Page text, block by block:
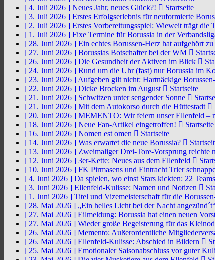
[ 4. Juli 2026 ] Neues Jahr, neues Glück?!
Startseite
[ 3. Juli 2026 ] Erstes Erfolgserlebnis für neuformierte
[ 2. Juli 2026 ] Erstes Vorbereitungsspiel: Wieweit trägt die
[ 1. Juli 2026 ] Fixe Termine für Borussia in der
[ 28. Juni 2026 ] Ein echtes Borussen-Herz hat aufgehört zu
[ 27. Juni 2026 ] Borussias Botschafter bei der WM
[ 26. Juni 2026 ] Die Gesundheit der Aktiven im Blick
[ 24. Juni 2026 ] Rund um die Uhr (fast) nur Borussia im
[ 23. Juni 2026 ] Aufgeben gilt nicht: Hartnäckige
[ 22. Juni 2026 ] Dicke Brocken im August
Startseite
[ 21. Juni 2026 ] Schwitzen unter sengender Sonne
[ 21. Juni 2026 ] Mit dem Autokorso durch die Hüttestadt
[ 20. Juni 2026 ] MEMENTO: Wir feiern unser Ellenfeld –
[ 18. Juni 2026 ] Neue Fan-Artikel eingetroffen!
Startseite
[ 16. Juni 2026 ] Nomen est omen
Startseite
[ 14. Juni 2026 ] Was erwartet die neue Borussia?
[ 13. Juni 2026 ] Zweimaliger Drei-Tore-Vorsprung reichte
[ 12. Juni 2026 ] 3er-Kette: Neues aus dem Ellenfeld
[ 10. Juni 2026 ] FK Pirmasens und Eintracht Trier
[ 4. Juni 2026 ] Da spielen, wo einst Stars kickten: 22
[ 3. Juni 2026 ] Ellenfeld-Kulisse: Namen und Notizen
[ 1. Juni 2026 ] Titel und Vizemeisterschaft für die
[ 28. Mai 2026 ] „Ein helles Licht bei der Nacht
[ 27. Mai 2026 ] Eilmeldung: Borussia hat einen neuen
[ 27. Mai 2026 ] Wieder große Begeisterung für das
[ 26. Mai 2026 ] Memento: Außerordentliche
[ 26. Mai 2026 ] Ellenfeld-Kulisse: Abschied in Bildern
[ 25. Mai 2026 ] Emotionaler Saisonabschluss vor guter